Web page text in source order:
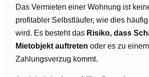
Das Vermieten einer Wohnung ist
profitabler Selbstläufer, wie dies
wird. Es besteht das Risiko, dass
Mietobjekt auftreten oder es zu einem
Zahlungsverzug kommt.